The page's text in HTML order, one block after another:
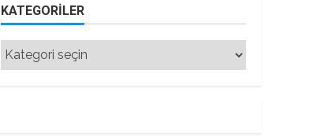
KATEGORILER
Kategoriler